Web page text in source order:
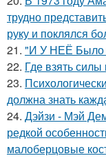
трудно
руку и поклялся
21. "И У НЕЁ Было
22. Где взять
23.
должна знать
24. Дэйзи - Мэй
редкой
малоберцовые